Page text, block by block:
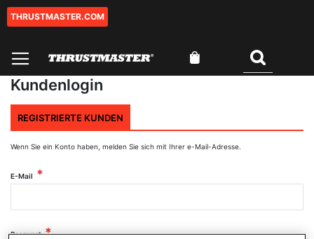
Zum
THRUSTMASTER.COM
Mein Warenkorb
Kundenlogin
REGISTRIERTE KUNDEN
Wenn Sie ein Konto haben, melden Sie sich mit Ihrer e-Mail-Adresse.
E-Mail
Passwort